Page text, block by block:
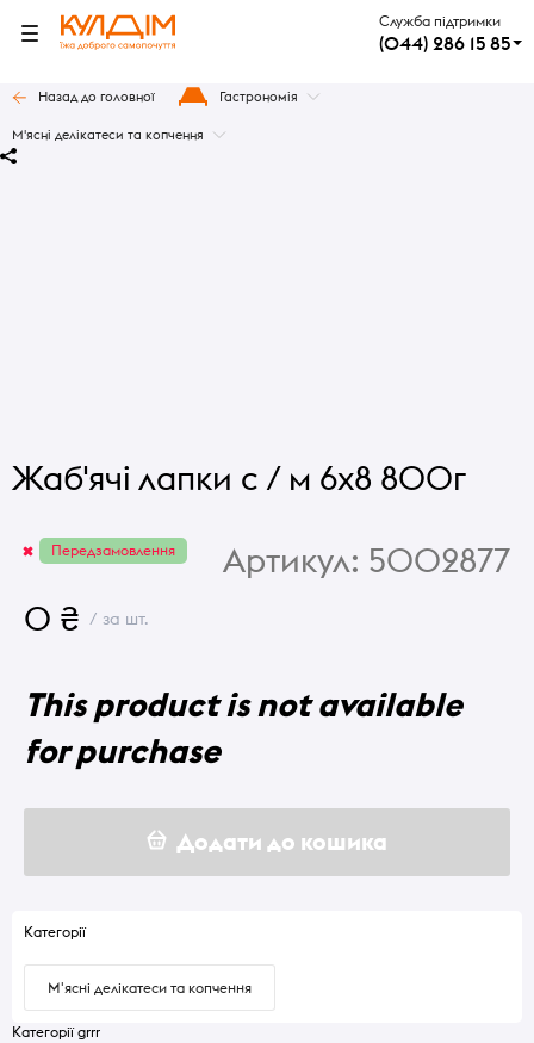
Служба підтримки
(044) 286 15 85
Назад до головної Гастрономія
М'ясні делікатеси та копчення
Жаб'ячі лапки с / м 6х8 800г
Передзамовлення Артикул: 5002877
0 ₴ / за шт.
This product is not available
for purchase
Додати до кошика
Категорії
М'ясні делікатеси та копчення
Категорії grrr